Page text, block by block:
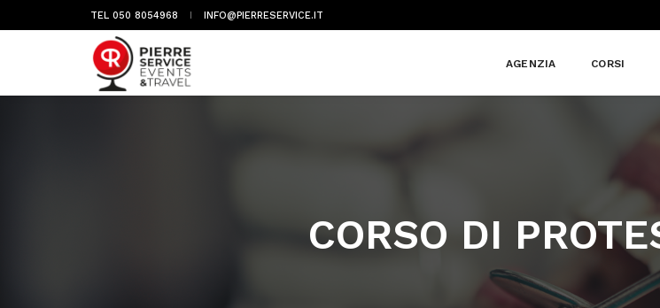
TEL 050 8054968 INFO@PIERRESERVICE.IT
AGENZIA CORSI
CORSO DI